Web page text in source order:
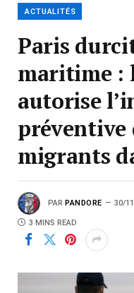
ACTUALITÉS
Paris
maritime :
autorise
préventive
migrants
PAR PANDORE 30/
3 MINS READ